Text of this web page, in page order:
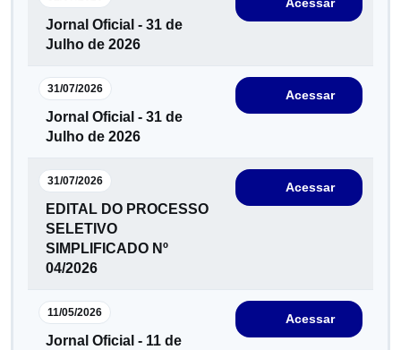
Jornal Oficial - 31 de
Julho de 2026
Acessar
31/07/2026
Jornal Oficial - 31 de
Julho de 2026
Acessar
31/07/2026
EDITAL DO PROCESSO
SELETIVO
SIMPLIFICADO Nº
04/2026
Acessar
11/05/2026
Jornal Oficial - 11 de
Acessar